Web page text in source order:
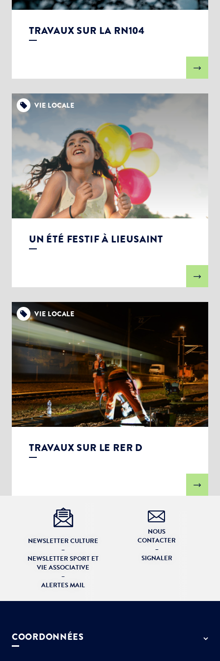
TRAVAUX SUR LA RN104
VIE LOCALE
UN ÉTÉ FESTIF À LIEUSAINT
VIE LOCALE
TRAVAUX SUR LE RER D
NEWSLETTER CULTURE
–
NEWSLETTER SPORT ET
VIE ASSOCIATIVE
–
ALERTES MAIL
NOUS
CONTACTER
–
SIGNALER
COORDONNÉES